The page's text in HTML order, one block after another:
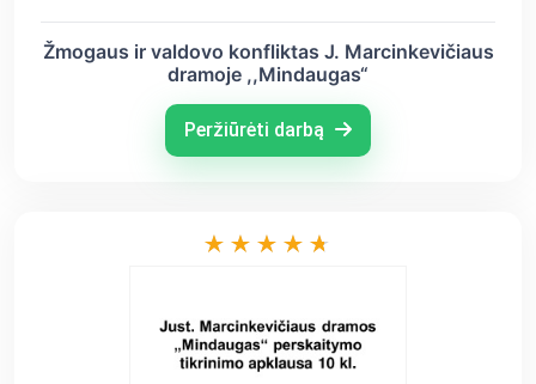
Žmogaus ir valdovo konfliktas J. Marcinkevičiaus
dramoje ,,Mindaugas“
Peržiūrėti darbą